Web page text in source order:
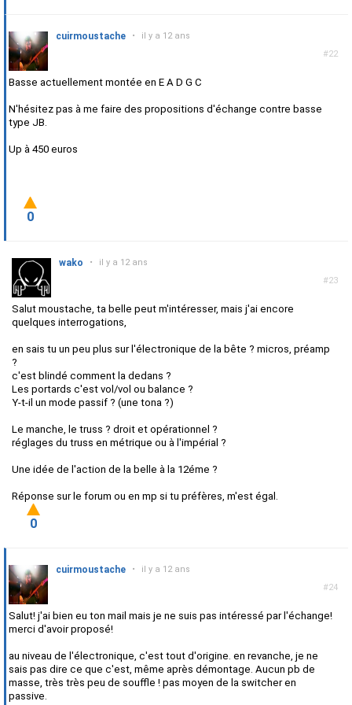
#22
cuirmoustache • il y a 12 ans
Basse actuellement montée en E A D G C
N'hésitez pas à me faire des propositions d'échange contre basse
type JB.
Up à 450 euros
0
#23
wako • il y a 12 ans
Salut moustache, ta belle peut m'intéresser, mais j'ai encore
quelques interrogations,
en sais tu un peu plus sur l'électronique de la bête ? micros, préamp
?
c'est blindé comment la dedans ?
Les portards c'est vol/vol ou balance ?
Y-t-il un mode passif ? (une tona ?)
Le manche, le truss ? droit et opérationnel ?
réglages du truss en métrique ou à l'impérial ?
Une idée de l'action de la belle à la 12éme ?
Réponse sur le forum ou en mp si tu préfères, m'est égal.
0
#24
cuirmoustache • il y a 12 ans
Salut! j'ai bien eu ton mail mais je ne suis pas intéressé par l'échange!
merci d'avoir proposé!
au niveau de l'électronique, c'est tout d'origine. en revanche, je ne
sais pas dire ce que c'est, même après démontage. Aucun pb de
masse, très très peu de souffle ! pas moyen de la switcher en
passive.